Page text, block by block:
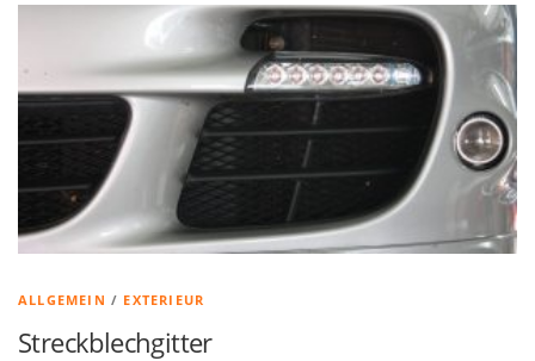
ALLGEMEIN / EXTERIEUR
Streckblechgitter